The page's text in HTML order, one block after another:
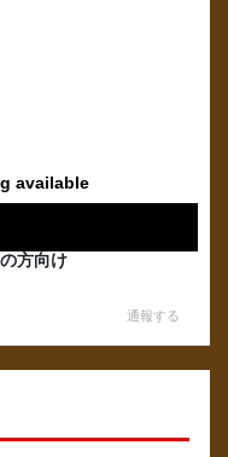
available
方向け
通報する